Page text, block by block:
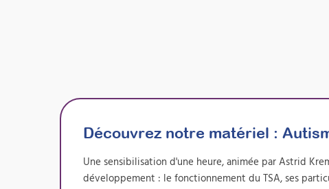
Découvrez notre matériel :
Une sensibilisation d'une heure, animée par Astrid
développement : le fonctionnement du TSA, ses